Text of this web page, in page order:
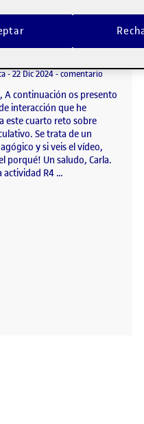
Reto 4. Diseño Especulativo
-Fecha de publicación
22 Dic 2024-comentarioen Reto 4.
A continuación os presento
interacción que he
este cuarto reto sobre
Se trata de un
y si veis el vídeo,
porqué! Un saludo, Carla.
actividad R4 …